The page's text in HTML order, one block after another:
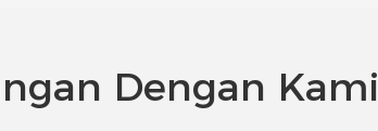
Dengan Kami